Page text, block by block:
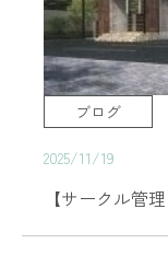
ブログ
2025/11/19